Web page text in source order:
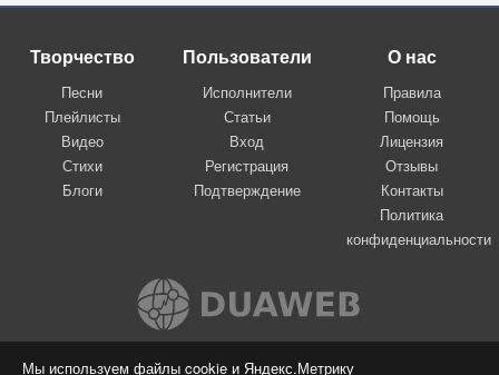
Мы используем файлы cookie и Яндекс.Метрику
Творчество
Песни
Плейлисты
Видео
Стихи
Блоги
Пользователи
Исполнители
Статьи
Вход
Регистрация
Подтверждение
О нас
Правила
Помощь
Лицензия
Отзывы
Контакты
Политика
конфиденциальности
Вконтакте